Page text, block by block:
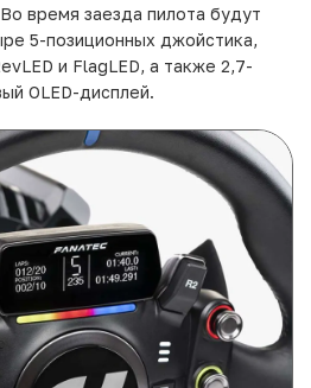
время заезда пилота будут
5-позиционных джойстика,
и FlagLED, а также 2,7-
OLED-дисплей.